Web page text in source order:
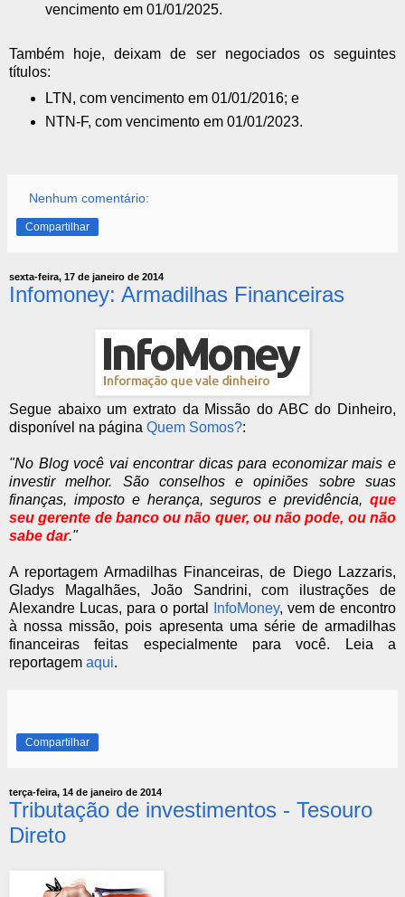
vencimento em 01/01/2025.
Também hoje, deixam de ser negociados os seguintes
títulos:
LTN, com vencimento em 01/01/2016; e
NTN-F, com vencimento em 01/01/2023.
Nenhum comentário:
Compartilhar
sexta-feira, 17 de janeiro de 2014
Infomoney: Armadilhas Financeiras
Segue abaixo um extrato da Missão do ABC do Dinheiro,
disponível na página Quem Somos?:
"No Blog você vai encontrar dicas para economizar mais e
investir melhor. São conselhos e opiniões sobre suas
finanças, imposto e herança, seguros e previdência, que
seu gerente de banco ou não quer, ou não pode, ou não
sabe dar."
A reportagem Armadilhas Financeiras, de Diego Lazzaris,
Gladys Magalhães, João Sandrini, com ilustrações de
Alexandre Lucas, para o portal
InfoMoney, vem de encontro
à nossa missão, pois apresenta uma série de armadilhas
financeiras feitas especialmente para você. Leia a
reportagem aqui.
Compartilhar
terça-feira, 14 de janeiro de 2014
Tributação de investimentos - Tesouro
Direto